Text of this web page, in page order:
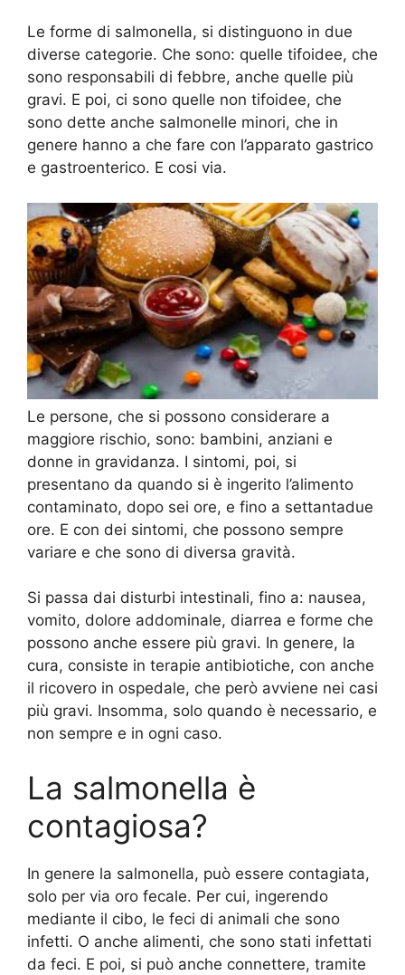
Le forme di salmonella, si distinguono in due
diverse categorie. Che sono: quelle tifoidee, che
sono responsabili di febbre, anche quelle più
gravi. E poi, ci sono quelle non tifoidee, che
sono dette anche salmonelle minori, che in
genere hanno a che fare con l’apparato gastrico
e gastroenterico. E cosi via.
Le persone, che si possono considerare a
maggiore rischio, sono: bambini, anziani e
donne in gravidanza. I sintomi, poi, si
presentano da quando si è ingerito l’alimento
contaminato, dopo sei ore, e fino a settantadue
ore. E con dei sintomi, che possono sempre
variare e che sono di diversa gravità.
Si passa dai disturbi intestinali, fino a: nausea,
vomito, dolore addominale, diarrea e forme che
possono anche essere più gravi. In genere, la
cura, consiste in terapie antibiotiche, con anche
il ricovero in ospedale, che però avviene nei casi
più gravi. Insomma, solo quando è necessario, e
non sempre e in ogni caso.
La salmonella è
contagiosa?
In genere la salmonella, può essere contagiata,
solo per via oro fecale. Per cui, ingerendo
mediante il cibo, le feci di animali che sono
infetti. O anche alimenti, che sono stati infettati
da feci. E poi, si può anche connettere, tramite